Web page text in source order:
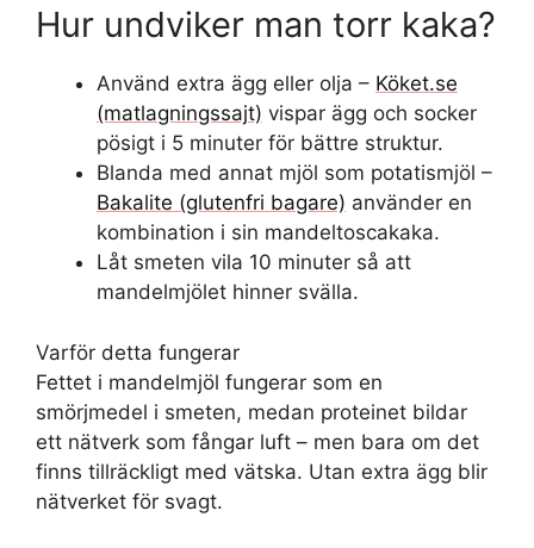
Hur undviker man torr kaka?
Använd extra ägg eller olja – Köket.se
(matlagningssajt) vispar ägg och socker
pösigt i 5 minuter för bättre struktur.
Blanda med annat mjöl som potatismjöl –
Bakalite (glutenfri bagare) använder en
kombination i sin mandeltoscakaka.
Låt smeten vila 10 minuter så att
mandelmjölet hinner svälla.
Varför detta fungerar
Fettet i mandelmjöl fungerar som en
smörjmedel i smeten, medan proteinet bildar
ett nätverk som fångar luft – men bara om det
finns tillräckligt med vätska. Utan extra ägg blir
nätverket för svagt.